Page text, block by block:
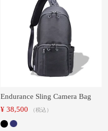
Endurance Sling Camera Bag
¥ 38,500 税込